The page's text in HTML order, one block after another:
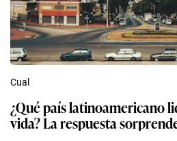
Cual
¿Qué país latinoamericano
vida? La respuesta